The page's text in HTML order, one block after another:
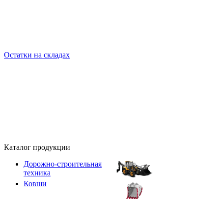
Остатки на складах
Каталог продукции
Дорожно-строительная
техника
Ковши